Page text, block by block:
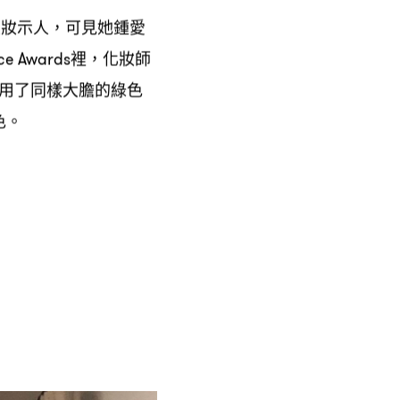
示人 ， 可見她鍾愛
Awards裡 ， 化妝師
了同樣大膽的綠色